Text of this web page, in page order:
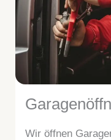
Wir öffnen